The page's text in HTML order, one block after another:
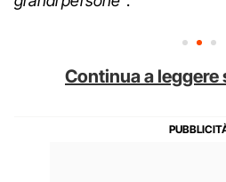
Continua a leggere